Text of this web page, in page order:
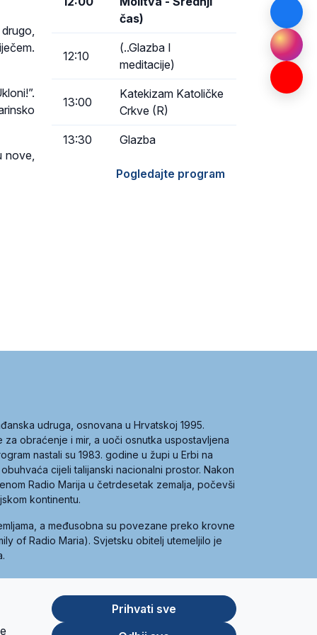
čas)
12:10
(..Glazba I
meditacije)
13:00
Katekizam Katoličke
Crkve (R)
13:30 Glazba
Pogledajte program
udruga, osnovana u Hrvatskoj 1995.
obraćenje i mir, a uoči osnutka uspostavljena
nastali su 1983. godine u župi u Erbi na
cijeli talijanski nacionalni prostor. Nakon
Radio Marija u četrdesetak zemalja, počevši
kontinentu.
a međusobna su povezane preko krovne
of Radio Maria). Svjetsku obitelj utemeljilo je
Prihvati sve